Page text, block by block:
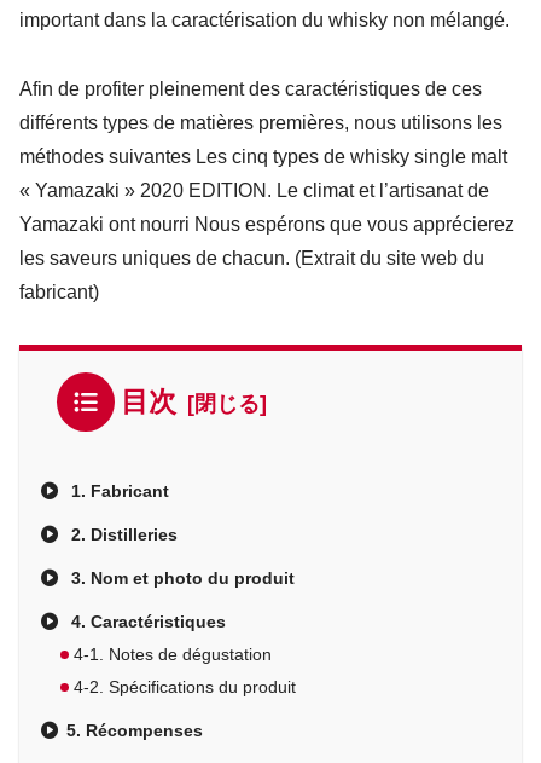
important dans la caractérisation du whisky non mélangé.
Afin de profiter pleinement des caractéristiques de ces
différents types de matières premières, nous utilisons les
méthodes suivantes Les cinq types de whisky single malt
« Yamazaki » 2020 EDITION. Le climat et l’artisanat de
Yamazaki ont nourri Nous espérons que vous apprécierez
les saveurs uniques de chacun. (Extrait du site web du
fabricant)
目次
1. Fabricant
2. Distilleries
3. Nom et photo du produit
4. Caractéristiques
4-1. Notes de dégustation
4-2. Spécifications du produit
5. Récompenses